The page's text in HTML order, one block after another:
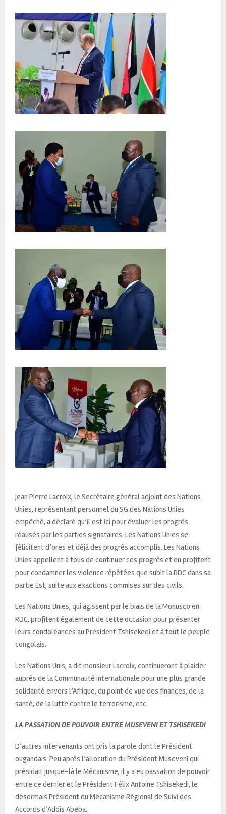
Jean Pierre Lacroix, le Secrétaire général adjoint des Nations
Unies, représentant personnel du SG des Nations Unies
empêché, a déclaré qu’il est ici pour évaluer les progrès
réalisés par les parties signataires. Les Nations Unies se
félicitent d’ores et déjà des progrès accomplis. Les Nations
Unies appellent à tous de continuer ces progrès et en profitent
pour condamner les violence répétées que subit la RDC dans sa
partie Est, suite aux exactions commises sur des civils.
Les Nations Unies, qui agissent par le biais de la Monusco en
RDC, profitent également de cette occasion pour présenter
leurs condoléances au Président Tshisekedi et à tout le peuple
congolais.
Les Nations Unis, a dit monsieur Lacroix, continueront à plaider
auprès de la Communauté internationale pour une plus grande
solidarité envers l’Afrique, du point de vue des finances, de la
santé, de la lutte contre le terrorisme, etc.
LA PASSATION DE POUVOIR ENTRE MUSEVENI ET TSHISEKEDI
D’autres intervenants ont pris la parole dont le Président
ougandais. Peu après l’allocution du Président Museveni qui
présidait jusque-là le Mécanisme, il y a eu passation de pouvoir
entre ce dernier et le Président Félix Antoine Tshisekedi, le
désormais Président du Mécanisme Régional de Suivi des
Accords d’Addis Abeba.